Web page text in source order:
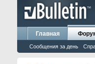
Главная
Сообщения за день